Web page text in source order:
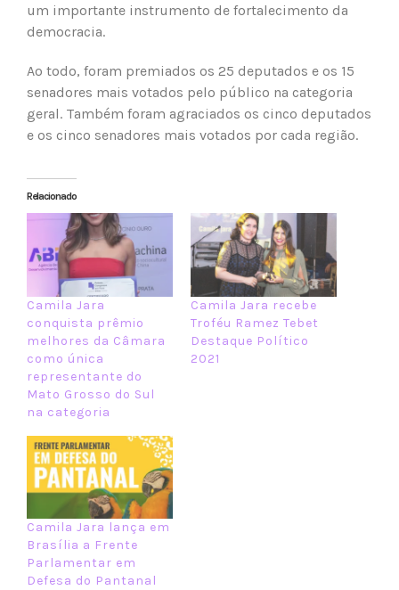
um importante instrumento de fortalecimento da
democracia.
Ao todo, foram premiados os 25 deputados e os 15
senadores mais votados pelo público na categoria
geral. Também foram agraciados os cinco deputados
e os cinco senadores mais votados por cada região.
Relacionado
Camila Jara
conquista prêmio
melhores da Câmara
como única
representante do
Mato Grosso do Sul
na categoria
Camila Jara recebe
Troféu Ramez Tebet
Destaque Político
2021
Camila Jara lança em
Brasília a Frente
Parlamentar em
Defesa do Pantanal